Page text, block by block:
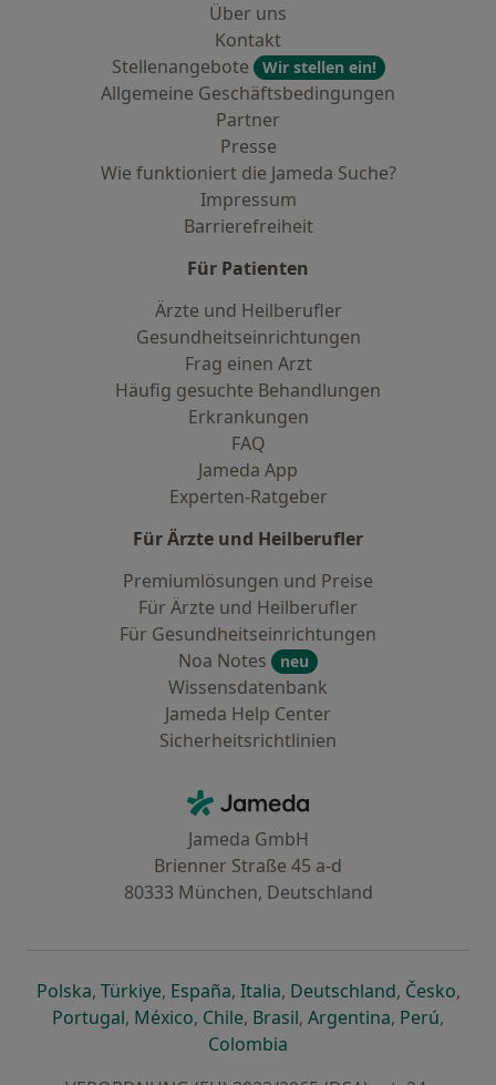
Über uns
Kontakt
Stellenangebote
Wir stellen ein!
Allgemeine Geschäftsbedingungen
Partner
Presse
Wie funktioniert die Jameda Suche?
Impressum
Barrierefreiheit
Für Patienten
Ärzte und Heilberufler
Gesundheitseinrichtungen
Frag einen Arzt
Häufig gesuchte Behandlungen
Erkrankungen
FAQ
Jameda App
Experten-Ratgeber
Für Ärzte und Heilberufler
Premiumlösungen und Preise
Für Ärzte und Heilberufler
Für Gesundheitseinrichtungen
Noa Notes
neu
Wissensdatenbank
Jameda Help Center
Sicherheitsrichtlinien
Jameda - Startseite
Jameda GmbH
Brienner Straße 45 a-d
80333 München, Deutschland
Polskaöffnet in einer neuen Registerkarte
, Türkiyeöffnet in einer neuen Registerkarte
, Españaöffnet in einer neuen
, Italiaöffnet in einer neuen
, Deutschlandöffnet in
, Česko,
Portugalöffnet in einer neuen Registerkarte
, Méxicoöffnet in einer neuen Registerkarte
, Chileöffnet in einer neuen
, Brasilöffnet in einer neuen
, Argentinaöffnet in
, Perúöffnet
,
Colombia